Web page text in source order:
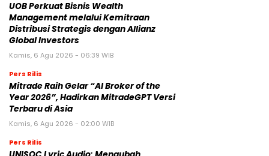
UOB Perkuat Bisnis Wealth
Management melalui Kemitraan
Distribusi Strategis dengan Allianz
Global Investors
Kamis, 6 Agu 2026 - 06:39 WIB
Pers Rilis
Mitrade Raih Gelar “AI Broker of the
Year 2026”, Hadirkan MitradeGPT Versi
Terbaru di Asia
Kamis, 6 Agu 2026 - 02:00 WIB
Pers Rilis